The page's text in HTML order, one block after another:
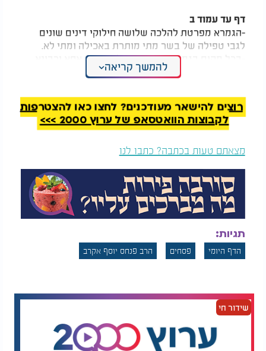
דף עד עמוד ב
-הגמרא מפרטת להלכה שלושה חילוקי דינים שונים
לגבי טפילה של בשר מתי מותרת באכילה ומתי לא.
-בכל מקום בגמרא שהובאו מחלוקות רב אחא ורבינא,
ונאמר שאחד מחמיר ואחד מיקל - רב אחא הוא זה
(אומצא ביעי ומיזרקי).
-אמימר לא היה משתמש בחומץ שחלט בו בשר פעם
אחת (אחר צלייתו כדי להוציא את דמו) עבור חליטת
להמשך קריאה
רוצים להישאר מעודכנים? לחצו כאן להצטרפות
לקבוצות הוואטסאפ של ערוץ 2000 >>>
מצאתם טעות בכתבה? כתבו לנו
תגיות:
הדף היומי פסחים הרב פנחס יוסף אקרב
שידור חי